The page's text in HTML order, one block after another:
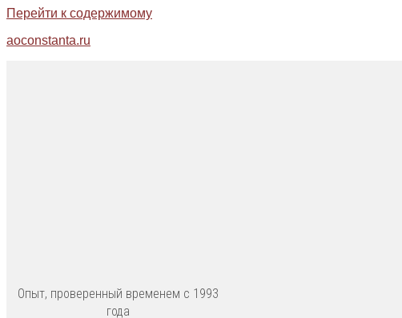
Перейти к содержимому
aoconstanta.ru
Опыт, проверенный временем с 1993
года